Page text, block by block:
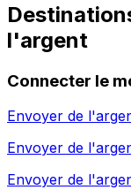
l'argent
Connecter le
Envoyer de
Envoyer de
Envoyer de